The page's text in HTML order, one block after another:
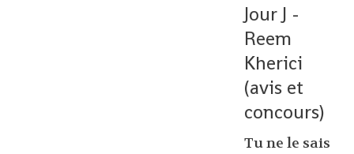
Jour J -
Reem
Kherici
(avis et
concours)
Tu ne le sais